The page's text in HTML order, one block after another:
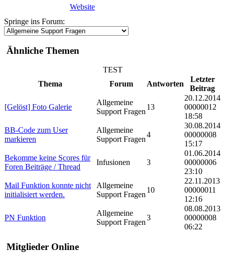
Website
Springe ins Forum:
Ähnliche Themen
TEST
Thema
Forum Antworten
Letzter
Beitrag
[Gelöst] Foto Galerie
Allgemeine
Support Fragen
13
20.12.2014
00000012
18:58
BB-Code zum User
markieren
Allgemeine
Support Fragen
4
30.08.2014
00000008
15:17
Bekomme keine Scores für
Foren Beiträge / Thread
Infusionen 3
01.06.2014
00000006
23:10
Mail Funktion konnte nicht
initialisiert werden.
Allgemeine
Support Fragen
10
22.11.2013
00000011
12:16
PN Funktion
Allgemeine
Support Fragen
3
08.08.2013
00000008
06:22
Mitglieder Online